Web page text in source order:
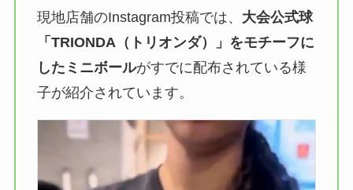
現地店舗のInstagram投稿では、 大会公式球
「TRIONDA（トリオンダ）」をモチーフに
したミニボールがすでに配布されている様
子が紹介されています。